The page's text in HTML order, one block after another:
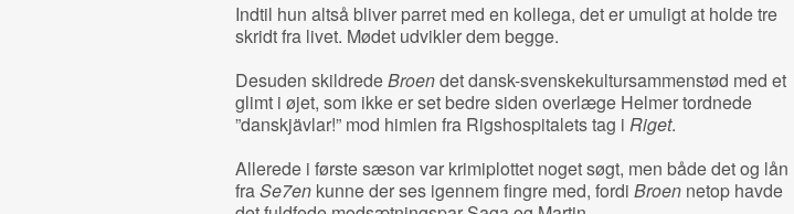
Indtil hun altså bliver parret med en kollega, det er umuligt at holde tre
skridt fra livet. Mødet udvikler dem begge.
Desuden skildredeBroendet dansk-svenskekultursammenstød med et
glimt i øjet, som ikke er set bedre siden overlæge Helmer tordnede
”danskjävlar!” mod himlen fra Rigshospitalets tag i Riget.
Allerede i første sæson var krimiplottet noget søgt, men både det og lån
fraSe7enkunne der ses igennem fingre med, fordi Broennetop havde